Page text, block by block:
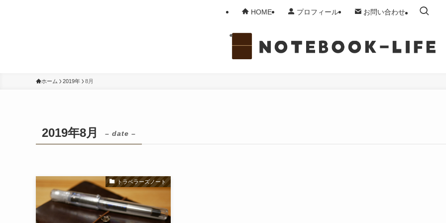
HOME プロフィール お問い合わせ
ホーム 2019年 8月
2019年8月 – date –
トラベラーズノート